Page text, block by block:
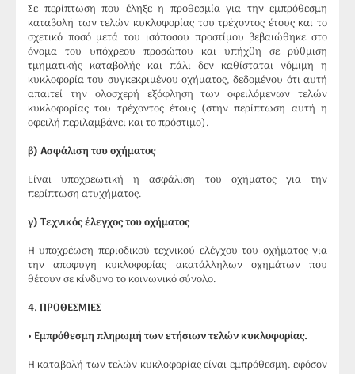
Σε περίπτωση που έληξε η προθεσμία για την εμπρόθεσμη
καταβολή των τελών κυκλοφορίας του τρέχοντος έτους και το
σχετικό ποσό μετά του ισόποσου προστίμου βεβαιώθηκε στο
όνομα του υπόχρεου προσώπου και υπήχθη σε ρύθμιση
τμηματικής καταβολής και πάλι δεν καθίσταται νόμιμη η
κυκλοφορία του συγκεκριμένου οχήματος, δεδομένου ότι αυτή
απαιτεί την ολοσχερή εξόφληση των οφειλόμενων τελών
κυκλοφορίας του τρέχοντος έτους (στην περίπτωση αυτή η
οφειλή περιλαμβάνει και το πρόστιμο).
β) Ασφάλιση του οχήματος
Είναι υποχρεωτική η ασφάλιση του οχήματος για την
περίπτωση ατυχήματος.
γ) Τεχνικός έλεγχος του οχήματος
Η υποχρέωση περιοδικού τεχνικού ελέγχου του οχήματος για
την αποφυγή κυκλοφορίας ακατάλληλων οχημάτων που
θέτουν σε κίνδυνο το κοινωνικό σύνολο.
4. ΠΡΟΘΕΣΜΙΕΣ
• Εμπρόθεσμη πληρωμή των ετήσιων τελών κυκλοφορίας.
Η καταβολή των τελών κυκλοφορίας είναι εμπρόθεσμη, εφόσον